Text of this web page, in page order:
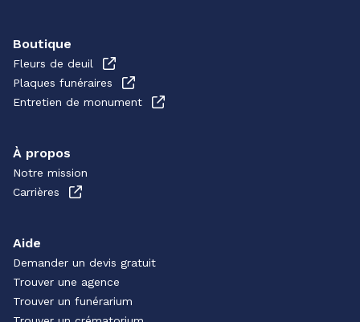
Boutique
Fleurs de deuil
Plaques funéraires
Entretien de monument
À propos
Notre mission
Carrières
Aide
Demander un devis gratuit
Trouver une agence
Trouver un funérarium